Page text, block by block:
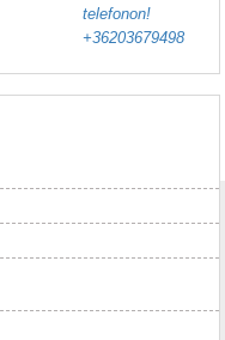
telefonon!
+36203679498